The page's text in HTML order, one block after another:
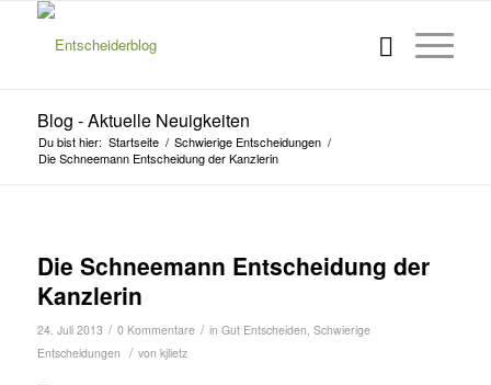
Blog - Aktuelle Neuigkeiten
Du bist hier: Startseite / Schwierige Entscheidungen /
Die Schneemann Entscheidung der Kanzlerin
Die Schneemann Entscheidung der
Kanzlerin
24. Juli 2013 / 0 Kommentare / in Gut Entscheiden, Schwierige
Entscheidungen / von kjlietz